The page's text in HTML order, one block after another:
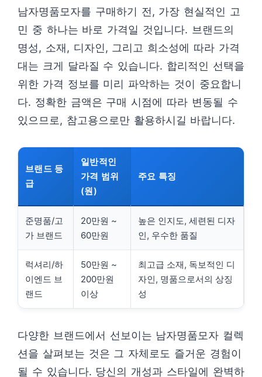
남자명품모자를 구매하기 전, 가장 현실적인 고
민 중 하나는 바로 가격일 것입니다. 브랜드의
명성, 소재, 디자인, 그리고 희소성에 따라 가격
대는 크게 달라질 수 있습니다. 합리적인 선택을
위한 가격 정보를 미리 파악하는 것이 중요합니
다. 정확한 금액은 구매 시점에 따라 변동될 수
있으므로, 참고용으로만 활용하시길 바랍니다.
브랜드 등
급
일반적인
가격 범위
(원)
주요 특징
준명품/고
가 브랜드
20만원 ~
60만원
높은 인지도, 세련된 디자
인, 우수한 품질
럭셔리/하
이엔드 브
랜드
50만원 ~
200만원
이상
최고급 소재, 독보적인 디
자인, 명품으로서의 상징
성
다양한 브랜드에서 선보이는 남자명품모자 컬렉
션을 살펴보는 것은 그 자체로도 즐거운 경험이
될 수 있습니다. 당신의 개성과 스타일에 완벽하